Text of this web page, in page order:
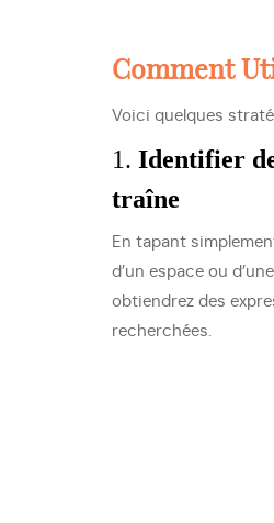
Comment
Voici quelques
1. Identifier
traîne
En tapant
d’un espace ou
obtiendrez des
recherchées.